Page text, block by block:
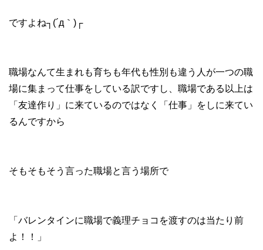
ですよね┐(´д｀)┌
職場なんて生まれも育ちも年代も性別も違う人が一つの職
場に集まって仕事をしている訳ですし、職場である以上は
「友達作り」に来ているのではなく「仕事」をしに来てい
るんですから
そもそもそう言った職場と言う場所で
「バレンタインに職場で義理チョコを渡すのは当たり前
よ！！」